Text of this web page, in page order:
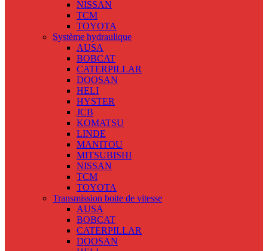
NISSAN
TCM
TOYOTA
Système hydraulique
AUSA
BOBCAT
CATERPILLAR
DOOSAN
HELI
HYSTER
JCB
KOMATSU
LINDE
MANITOU
MITSUBISHI
NISSAN
TCM
TOYOTA
Transmission boite de vitesse
AUSA
BOBCAT
CATERPILLAR
DOOSAN